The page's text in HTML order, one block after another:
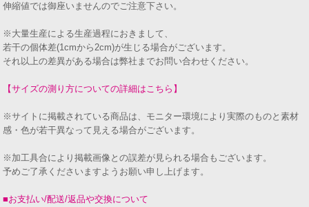
伸縮値では御座いませんのでご注意下さい。
※大量生産による生産過程におきまして、
若干の個体差(1cmから2cm)が生じる場合がございます。
それ以上の差異がある場合は弊社までお問い合わせください。
【サイズの測り方についての詳細はこちら】
※サイトに掲載されている商品は、モニター環境により実際のものと素材
感・色が若干異なって見える場合がございます。
※加工具合により掲載画像との誤差が見られる場合もございます。
予めご了承くださいますようお願い申し上げます。
■お支払い/配送/返品や交換について